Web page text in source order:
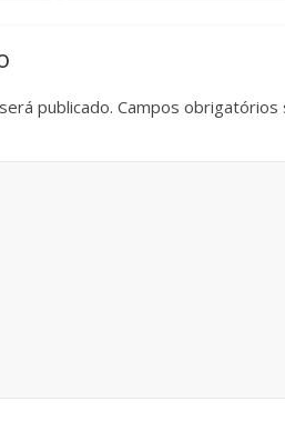
publicado. Campos obrigatórios